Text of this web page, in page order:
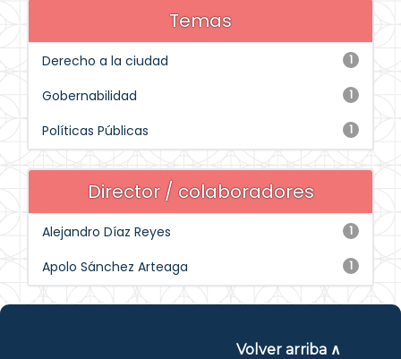
Temas
1
Derecho a la ciudad
1
Gobernabilidad
1
Políticas Públicas
Director / colaboradores
1
Alejandro Díaz Reyes
1
Apolo Sánchez Arteaga
Volver arriba ∧